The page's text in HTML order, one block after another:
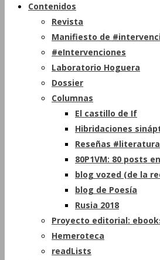
Contenidos
Revista
Manifiesto de
#eIntervenciones
Laboratorio Hoguera
Dossier
Columnas
El castillo de If
Hibridaciones
Reseñas
80P1VM: 80 posts
blog vozed (de la
blog de Poesía
Rusia 2018
Proyecto editorial:
Hemeroteca
readLists